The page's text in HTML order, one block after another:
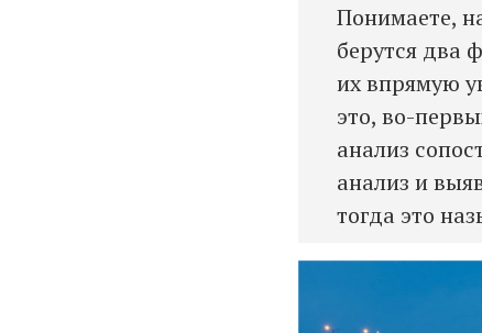
Понимаете,
берутся два
их впрямую
это, во-
анализ
анализ и
тогда это